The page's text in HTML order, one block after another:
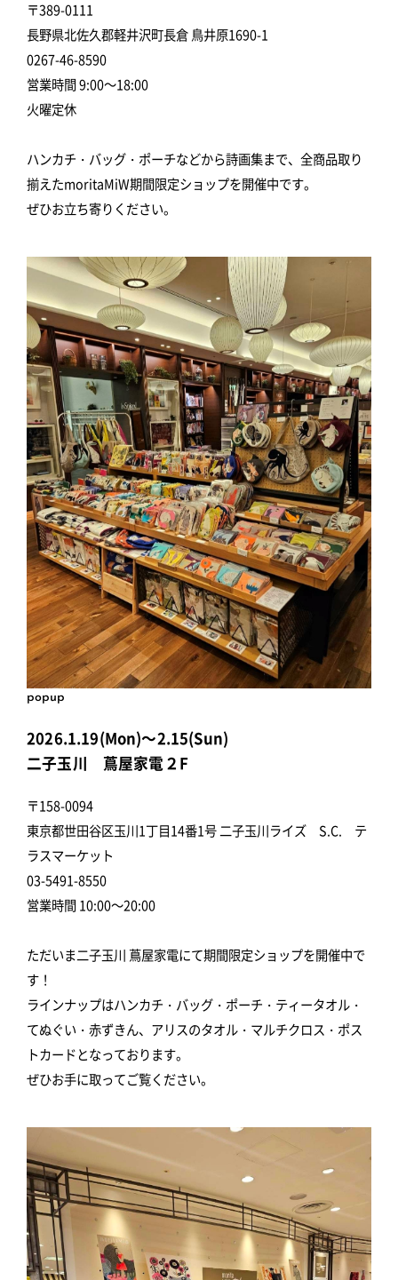
〒389-0111
長野県北佐久郡軽井沢町長倉 鳥井原1690-1
0267-46-8590
営業時間 9:00～18:00
火曜定休
ハンカチ・バッグ・ポーチなどから詩画集まで、全商品取り
揃えたmoritaMiW期間限定ショップを開催中です。
ぜひお立ち寄りください。
popup
2026.1.19(Mon)～2.15(Sun)
二子玉川 蔦屋家電２F
〒158-0094
東京都世田谷区玉川1丁目14番1号 二子玉川ライズ S.C. テ
ラスマーケット
03-5491-8550
営業時間 10:00～20:00
ただいま二子玉川 蔦屋家電にて期間限定ショップを開催中で
す！
ラインナップはハンカチ・バッグ・ポーチ・ティータオル・
てぬぐい・赤ずきん、アリスのタオル・マルチクロス・ポス
トカードとなっております。
ぜひお手に取ってご覧ください。